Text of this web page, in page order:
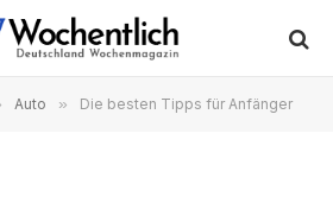
Auto » Die besten Tipps für Anfänger